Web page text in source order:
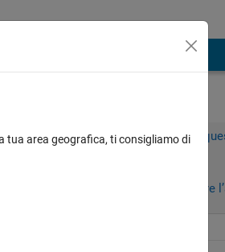
Accedi per rispondere a
Accedi per seguire
tua area geografica, ti consigliamo di